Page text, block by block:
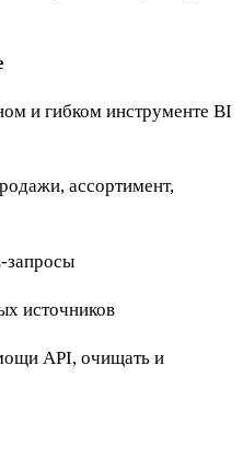
и гибком инструменте BI
ассортимент,
запросы
источников
API, очищать и